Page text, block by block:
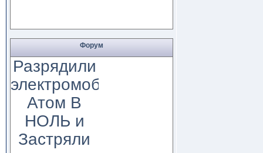
Форум
Разрядили
электромобиль
Атом В
НОЛЬ и
Застряли